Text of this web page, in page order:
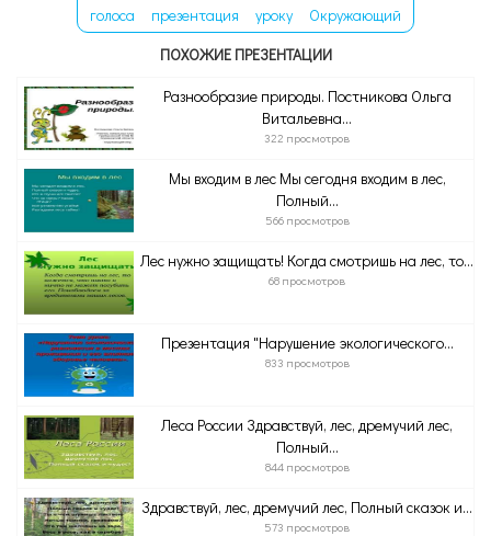
голоса презентация уроку
Окружающий
ПОХОЖИЕ ПРЕЗЕНТАЦИИ
Разнообразие природы. Постникова Ольга
Витальевна...
322 просмотров
Мы входим в лес Мы сегодня входим в лес,
Полный...
566 просмотров
Лес нужно защищать! Когда смотришь на лес, то...
68 просмотров
Презентация "Нарушение экологического...
833 просмотров
Леса России Здравствуй, лес, дремучий лес,
Полный...
844 просмотров
Здравствуй, лес, дремучий лес, Полный сказок и...
573 просмотров